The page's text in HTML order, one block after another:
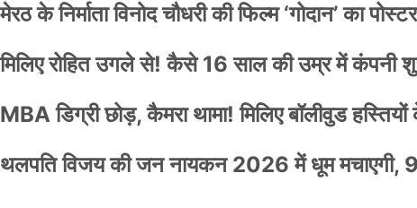
मेरठ के निर्माता विनोद चौधरी की फिल्म ‘गोदान’ का
मिलिए रोहित उगले से! कैसे 16 साल की उम्र में
MBA डिग्री छोड़, कैमरा थामा! मिलिए बॉलीवुड
थलपति विजय की जन नायकन 2026 में धूम मचाएगी,